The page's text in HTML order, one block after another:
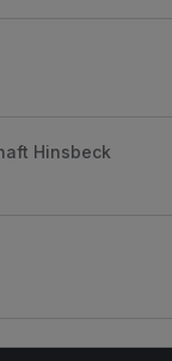
Hinsbeck